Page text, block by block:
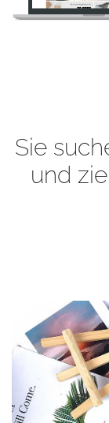
Sie
und